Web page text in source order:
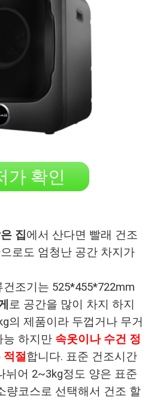
가 확인
집에서 산다면 빨래 건조
로도 엄청난 공간 차지가
조기는 525*455*722mm
로 공간을 많이 차지 하지
의 제품이라 두껍거나 무거
능 하지만 속옷이나 수건 정
적절합니다. 표준 건조시간
뉘어 2~3kg정도 양은 표준
량코스로 선택해서 건조 할